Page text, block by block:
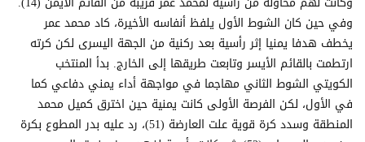
وفي حين كان الشوط الأول يلفظ أنفاسه الأخيرة، كاد محمد عمر
يخطف هدفا يمنيا إثر رأسية بعد ركنية من الجهة اليسرى لكن كرته
ارتطمت بالقائم الأيسر وتابعت طريقها إلى الخارج. بدأ المنتخب
الكويتي الشوط الثاني مهاجما في مواجهة أداء يمني دفاعي كما
في الأول، لكن الفرصة الأولى كانت يمنية حين اخترق كميل محمد
المنطقة وسدد كرة قوية علت العارضة (51)، رد عليه بدر المطوع بكرة